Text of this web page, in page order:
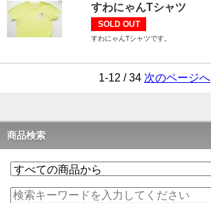
すわにゃんTシャツ
SOLD OUT
すわにゃんTシャツです。
1-12 / 34 次のページへ
商品検索